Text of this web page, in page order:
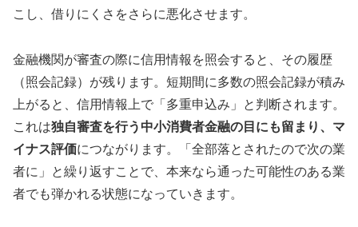
こし、借りにくさをさらに悪化させます。
金融機関が審査の際に信用情報を照会すると、その履歴
（照会記録）が残ります。短期間に多数の照会記録が積み
上がると、信用情報上で「多重申込み」と判断されます。
これは独自審査を行う中小消費者金融の目にも留まり、マ
イナス評価につながります。「全部落とされたので次の業
者に」と繰り返すことで、本来なら通った可能性のある業
者でも弾かれる状態になっていきます。